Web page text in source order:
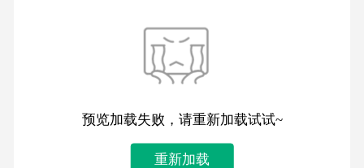
预览加载失败，请重新加载试试~
重新加载